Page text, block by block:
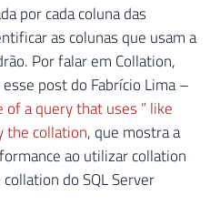
por cada coluna das
as colunas que usam a
Por falar em Collation,
post do Fabrício Lima –
a query that uses ” like
the collation, que mostra a
ao utilizar collation
do SQL Server